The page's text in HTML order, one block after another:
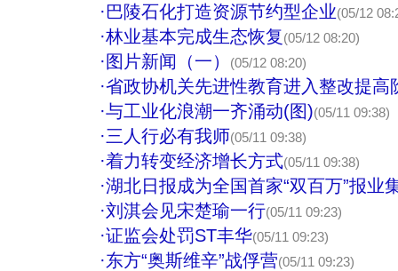
·巴陵石化打造资源节约型企业(05/12
·林业基本完成生态恢复(05/12 08:20)
·图片新闻（一） (05/12 08:20)
·省政协机关先进性教育进入整改提高
·与工业化浪潮一齐涌动(图)(05/11 09:38)
·三人行必有我师(05/11 09:38)
·着力转变经济增长方式(05/11 09:38)
·湖北日报成为全国首家“双百万”报业
·刘淇会见宋楚瑜一行(05/11 09:23)
·证监会处罚ST丰华(05/11 09:23)
·东方“奥斯维辛”战俘营(05/11 09:23)